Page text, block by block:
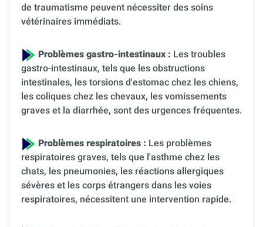
de traumatisme peuvent nécessiter des soins
vétérinaires immédiats.
Problèmes gastro-intestinaux : Les troubles
gastro-intestinaux, tels que les obstructions
intestinales, les torsions d'estomac chez les chiens,
les coliques chez les chevaux, les vomissements
graves et la diarrhée, sont des urgences fréquentes.
Problèmes respiratoires : Les problèmes
respiratoires graves, tels que l'asthme chez les
chats, les pneumonies, les réactions allergiques
sévères et les corps étrangers dans les voies
respiratoires, nécessitent une intervention rapide.